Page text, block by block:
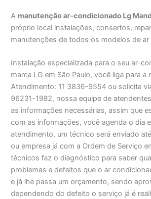
A manutenção ar-condicionado Lg
próprio local instalações, consertos,
manutenções de todos os modelos de
Instalação especializada para o seu ar-
marca LG em São Paulo, você liga para a
Atendimento: 11 3836-9554 ou solicita
96231-1982, nossa equipe de
as informações necessárias, assim que
com as informações, você agenda o dia
atendimento, um técnico será enviado
ou empresa já com a Ordem de Serviço
técnicos faz o diagnóstico para saber
problemas e defeitos que o ar
e já lhe passa um orçamento, sendo
dependendo do defeito o serviço já é